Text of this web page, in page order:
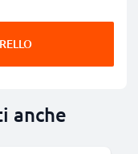
anche